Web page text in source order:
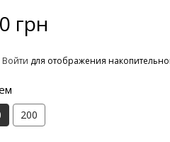
грн
Войти для отображения
200